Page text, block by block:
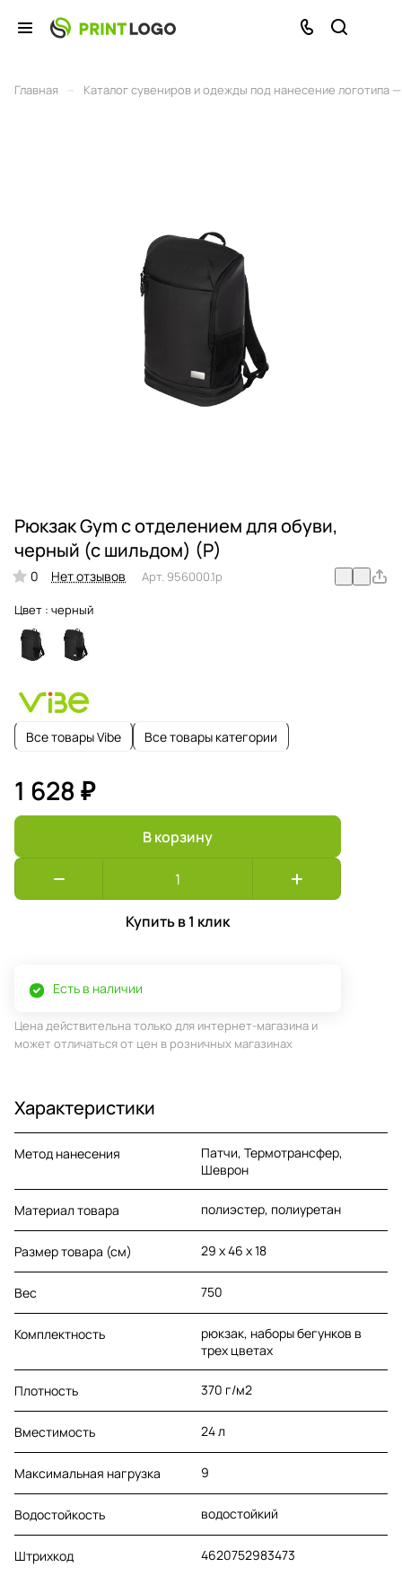
Главная Каталог сувениров и одежды под нанесение логотипа
Рюкзак Gym с отделением для обуви,
черный (с шильдом) (Р)
0 Нет отзывов Арт. 956000.1p
Цвет : черный
Все товары Vibe Все товары категории
1 628 ₽
В корзину
Купить в 1 клик
Есть в наличии
Цена действительна только для интернет-магазина и
может отличаться от цен в розничных магазинах
Характеристики
Метод нанесения
Патчи, Термотрансфер,
Шеврон
Материал товара полиэстер, полиуретан
Размер товара (см) 29 х 46 х 18
Вес 750
Комплектность
рюкзак, наборы бегунков в
трех цветах
Плотность 370 г/м2
Вместимость 24 л
Максимальная нагрузка 9
Водостойкость водостойкий
Штрихкод 4620752983473